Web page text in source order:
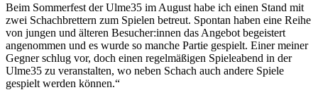
Beim Sommerfest der Ulme35 im August habe ich einen Stand mit
zwei Schachbrettern zum Spielen betreut. Spontan haben eine Reihe
von jungen und älteren Besucher:innen das Angebot begeistert
angenommen und es wurde so manche Partie gespielt. Einer meiner
Gegner schlug vor, doch einen regelmäßigen Spieleabend in der
Ulme35 zu veranstalten, wo neben Schach auch andere Spiele
gespielt werden können.“